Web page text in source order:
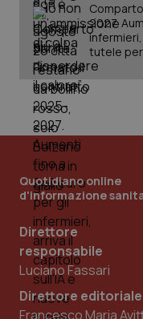
2027.
tutele
Quotidiano online
d'informazione
Direttore
responsabile
Luciano Fassari
Direttore editoriale
Francesco Maria
PHPSESSID